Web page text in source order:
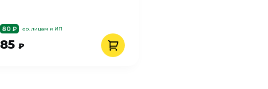
80 ₽ юр. лицам и ИП
85 ₽